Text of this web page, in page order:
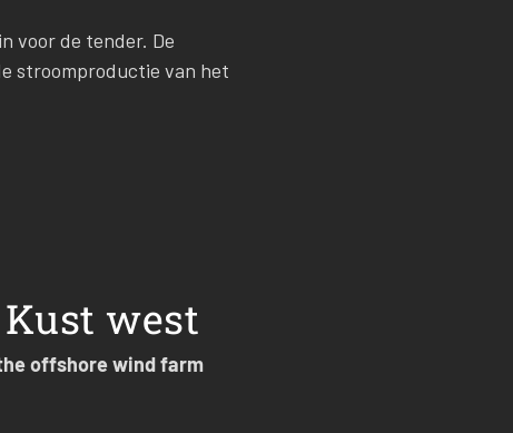
voor de tender. De
stroomproductie van het
west
offshore wind farm